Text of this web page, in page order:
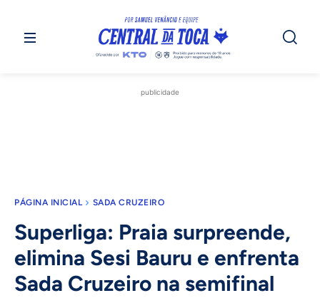
publicidade
PÁGINA INICIAL SADA CRUZEIRO
Superliga: Praia surpreende,
elimina Sesi Bauru e enfrenta
Sada Cruzeiro na semifinal